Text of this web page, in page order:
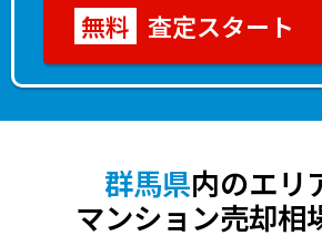
査定スタート
群馬県内のエリ
マンション売却相